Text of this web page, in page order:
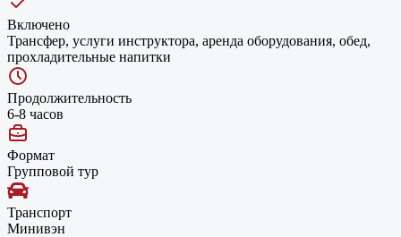
Включено
Трансфер, услуги инструктора, аренда оборудования, обед,
прохладительные напитки
Продолжительность
6-8 часов
Формат
Групповой тур
Транспорт
Минивэн